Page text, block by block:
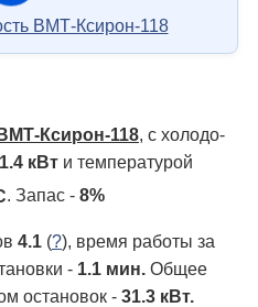
ВМТ-Ксирон-118
ВМТ-Ксирон-118, с холодо­
кВт и температурой
. Запас - 8%
4.1 (?), время работы за
- 1.1 мин. Общее
остановок - 31.3 кВт.